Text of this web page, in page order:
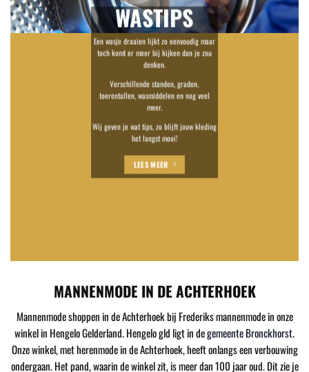
WASTIPS
Een wasje draaien lijkt zo eenvoudig maar
toch komt er meer bij kijken dan je zou
denken.
Verschillende standen, graden,
toerentallen, wasmiddelen en nog veel
meer.
Wij geven je wat tips, zo blijft jouw kleding
het langst mooi!
LEES MEER
MANNENMODE IN DE ACHTERHOEK
Mannenmode shoppen in de Achterhoek bij Frederiks mannenmode in onze
winkel in Hengelo Gelderland. Hengelo gld ligt in degemeente Bronckhorst.
Onze winkel, met herenmode in de Achterhoek, heeft onlangs een verbouwing
ondergaan. Het pand, waarin de winkel zit, is meer dan 100 jaar oud. Dit zie je